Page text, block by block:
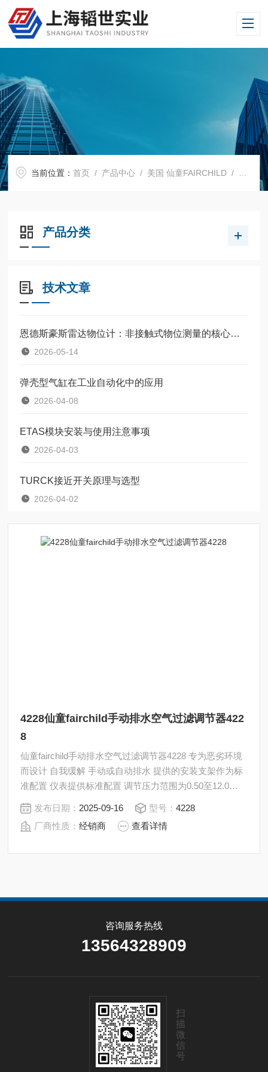
当前位置：首页 / 产品中心 / 美国 仙童FAIRCHILD / 空气
产品分类
技术文章
恩德斯豪斯雷达物位计：非接触式物位测量的核心设备
2026-05-14
弹壳型气缸在工业自动化中的应用
2026-04-08
ETAS模块安装与使用注意事项
2026-04-03
TURCK接近开关原理与选型
2026-04-02
4228仙童fairchild手动排水空气过滤调节器422
8
仙童fairchild手动排水空气过滤调节器4228 专为恶劣环境
而设计 自我缓解 手动或自动排水 提供的安装支架作为标
准配置 仪表提供标准配置 调节压力范围为0.50至12.0
bar，具体取决于型号选择 没有先导调节器的供应选项
（产品代码请咨询工厂） 大流量通道（高45 Cv）
发布日期： 2025-09-16 型号：4228
厂商性质：经销商 查看详情
咨询服务热线
13564328909
扫
描
微
信
号